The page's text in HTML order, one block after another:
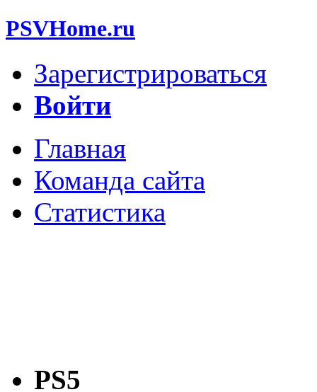
PSVHome.ru
Зарегистрироваться
Войти
Главная
Команда сайта
Статистика
PS5